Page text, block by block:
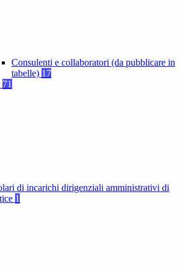
Consulenti e collaboratori (da pubblicare in
tabelle) 17
71
di incarichi dirigenziali amministrativi di
1